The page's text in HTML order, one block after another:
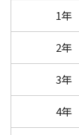
1年
2年
3年
4年